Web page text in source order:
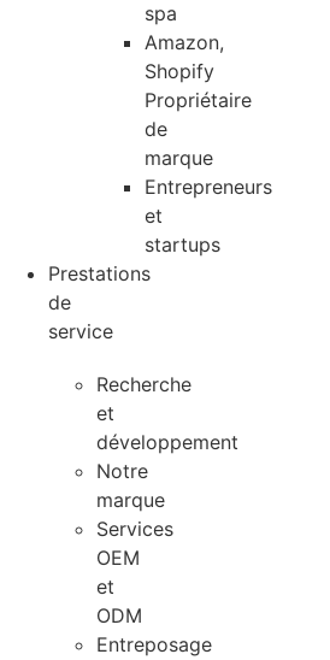
spa
Amazon,
Shopify
Propriétaire
de
marque
Entrepreneurs
et
startups
Prestations
de
service
Recherche
et
développement
Notre
marque
Services
OEM
et
ODM
Entreposage